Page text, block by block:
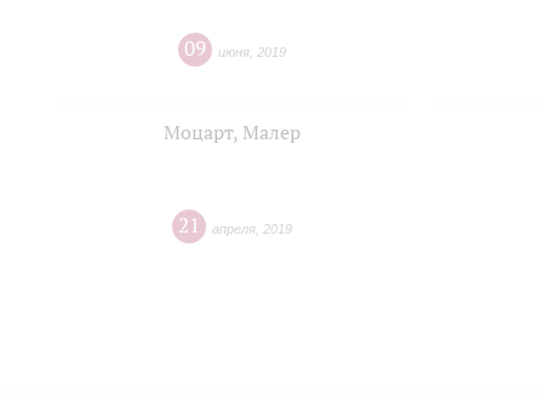
09 июня 2019
Моцарт, Малер
21 апреля 2019